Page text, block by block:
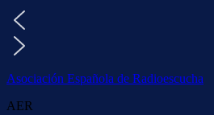
Asociación Española de Radioescucha
AER